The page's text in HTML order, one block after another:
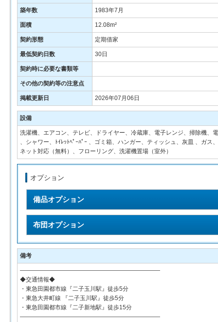
築年数 1983年7月
面積 12.08m²
契約形態 定期借家
最低契約日数 30日
契約時に必要な書類等
その他の契約等の注意点
掲載更新日 2026年07月06日
設備
洗濯機、エアコン、テレビ、ドライヤー、冷蔵庫、電子レンジ、掃除機
、シャワー、ﾄｲﾚｯﾄﾍﾟｰﾊﾟｰ 、ゴミ箱、ハンガー、ティッシュ、灰皿 、ガ
ネット対応（無料）、フローリング、洗濯機置場（室外）
オプション
備品オプション
布団オプション
備考
――――――――――――――――――――――――
◆交通情報◆
・東急田園都市線『二子玉川駅』徒歩5分
・東急大井町線 『二子玉川駅』徒歩5分
・東急田園都市線『二子新地駅』徒歩15分
――――――――――――――――――――――――